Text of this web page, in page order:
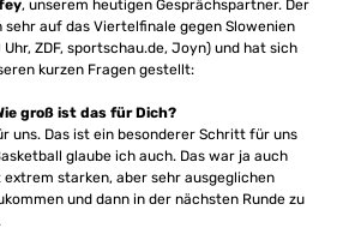
, unserem heutigen Gesprächspartner. Der
auf das Viertelfinale gegen Slowenien
Uhr, ZDF, sportschau.de, Joyn) und hat sich
kurzen Fragen gestellt:
groß ist das für Dich?
uns. Das ist ein besonderer Schritt für uns
glaube ich auch. Das war ja auch
extrem starken, aber sehr ausgeglichen
und dann in der nächsten Runde zu